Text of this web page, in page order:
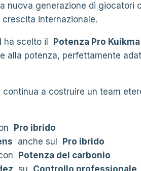
nuova generazione di giocatori
internazionale.
ha scelto il Potenza Pro Kuikma
alla potenza, perfettamente
continua a costruire un team
Pro ibrido
anche sul
Pro ibrido
Potenza del carbonio